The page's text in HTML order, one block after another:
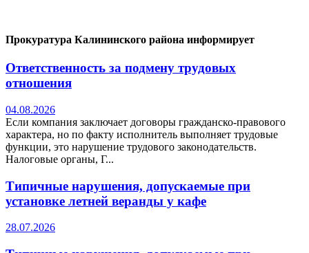
Прокуратура Калининского района информирует
Ответственность за подмену трудовых
отношения
04.08.2026
Если компания заключает договоры гражданско-правового
характера, но по факту исполнитель выполняет трудовые
функции, это нарушение трудового законодательств.
Налоговые органы, Г...
Типичные нарушения, допускаемые при
установке летней веранды у кафе
28.07.2026